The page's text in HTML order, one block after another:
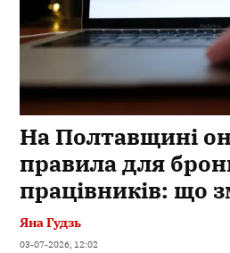
На Полтавщині
правила для
працівників: що
Яна Гудзь
03-07-2026, 12:02